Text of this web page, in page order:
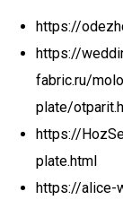
https://
https://
fabric.ru/
plate/
https://
plate.html
https://alice-